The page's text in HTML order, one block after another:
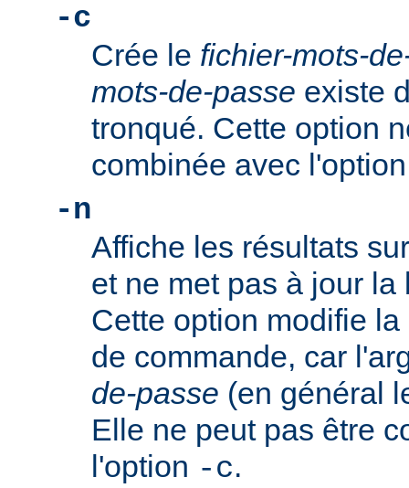
-c
Crée le fichier-mots-
mots-de-passe existe
tronqué. Cette option
combinée avec
-n
Affiche les résultats
et ne met pas à jour
Cette option modifie
de commande, car
de-passe (en général
Elle ne peut pas être
l'option -c.